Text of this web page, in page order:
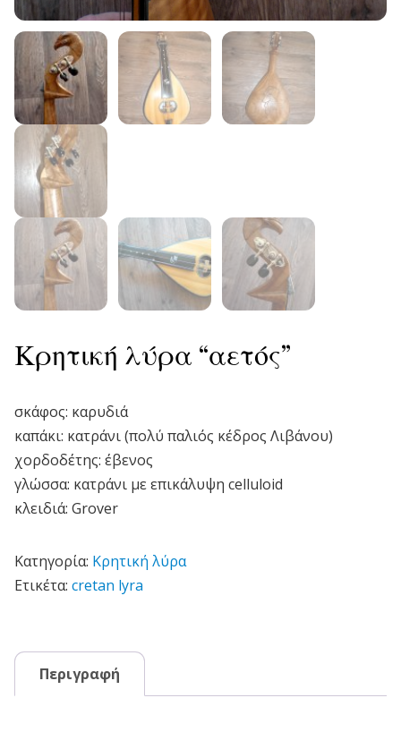
Κρητική λύρα “αετός”
σκάφος: καρυδιά
καπάκι: κατράνι (πολύ παλιός κέδρος Λιβάνου)
χορδοδέτης: έβενος
γλώσσα: κατράνι με επικάλυψη celluloid
κλειδιά: Grover
Κατηγορία: Κρητική λύρα
Ετικέτα: cretan lyra
Περιγραφή